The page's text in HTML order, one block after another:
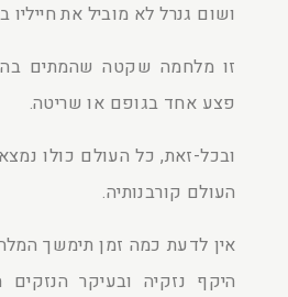
ושום גנרל לא מוביל את חייליו
זו מלחמה שקטה שהמתים
פצע אחד בגופם או שריטה.
ובכל-זאת, כל העולם כולו
העולם קורבנותיה.
אין לדעת כמה זמן תימשך
היקף נזקיה ובעיקר הנזקים